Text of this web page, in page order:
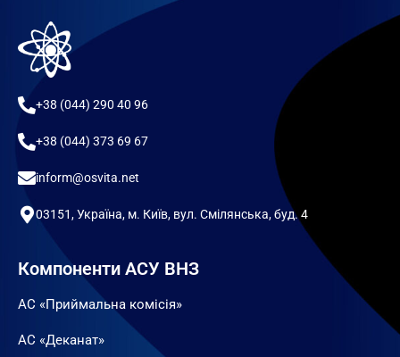
+38 (044) 290 40 96
+38 (044) 373 69 67
inform@osvita.net
03151, Україна, м. Київ, вул. Смілянська, буд. 4
Компоненти АСУ ВНЗ
АС «Приймальна комісія»
АС «Деканат»